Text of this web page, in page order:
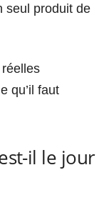
seul produit de
qu’il faut
il le jour